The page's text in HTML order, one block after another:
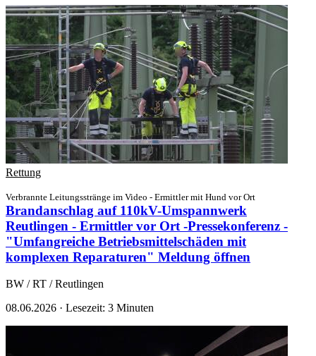
Rettung
Verbrannte Leitungsstränge im Video - Ermittler mit Hund vor Ort
Brandanschlag auf 110kV-Umspannwerk
Reutlingen - Ermittler vor Ort -Pressekonferenz -
"Umfangreiche Betriebsmittelschäden mit
komplexen Reparaturen" Meldung öffnen
BW / RT / Reutlingen
08.06.2026 · Lesezeit: 3 Minuten